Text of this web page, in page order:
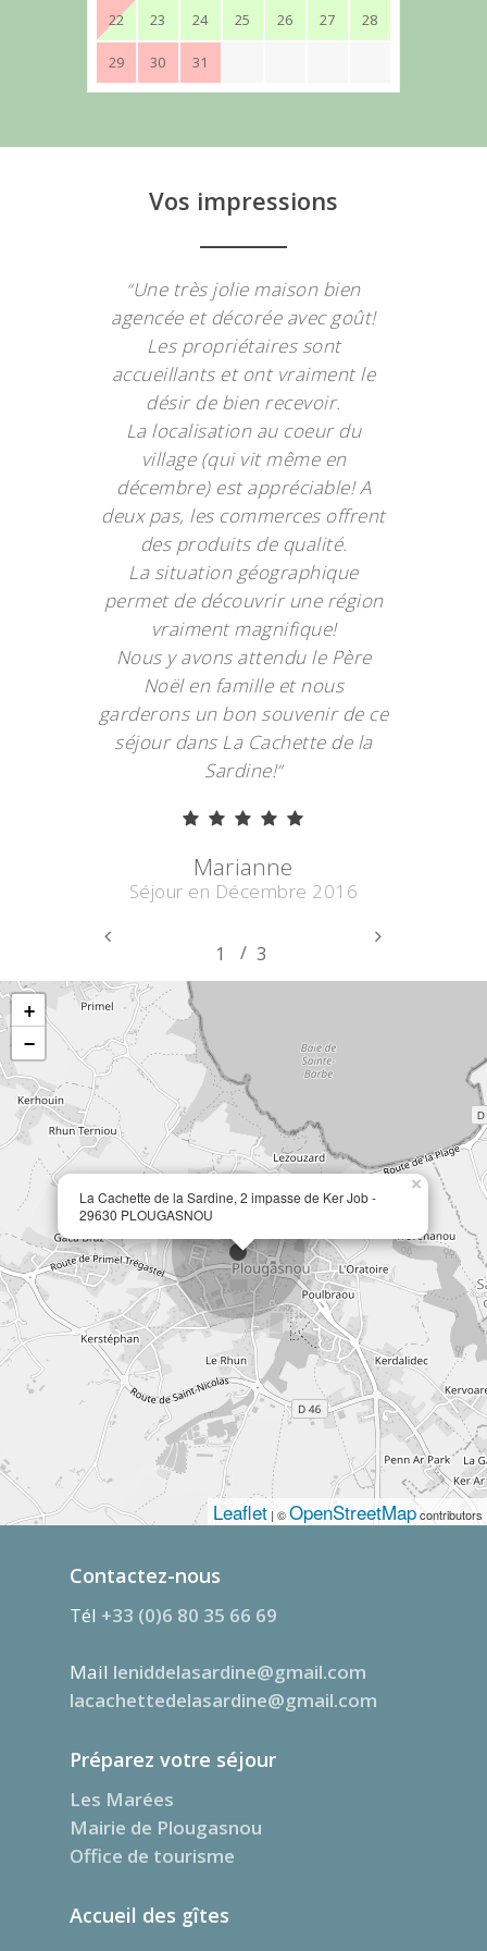
22 23 24 25 26 27 28
29 30 31
Vos impressions
“Une très jolie maison bien
agencée et décorée avec goût!
Les propriétaires sont
accueillants et ont vraiment le
désir de bien recevoir.
La localisation au coeur du
village (qui vit même en
décembre) est appréciable! A
deux pas, les commerces offrent
des produits de qualité.
La situation géographique
permet de découvrir une région
vraiment magnifique!
Nous y avons attendu le Père
Noël en famille et nous
garderons un bon souvenir de ce
séjour dans La Cachette de la
Sardine!”
Marianne
Séjour en Décembre 2016
1 2 3
/ 3
La Cachette de la Sardine, 2 impasse de Ker Job -
29630 PLOUGASNOU
×
+
−
Leaflet | ©OpenStreetMapcontributors
Contactez-nous
Tél +33 (0)6 80 35 66 69
Mail leniddelasardine@gmail.com
lacachettedelasardine@gmail.com
Préparez votre séjour
Les Marées
Mairie de Plougasnou
Office de tourisme
Accueil des gîtes